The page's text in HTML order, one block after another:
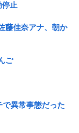
停止
藤佳奈アナ、朝か
ご
で異常事態だった